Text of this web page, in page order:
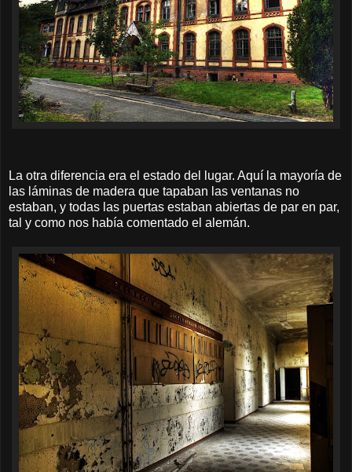
La otra diferencia era el estado del lugar. Aquí la mayoría de
las láminas de madera que tapaban las ventanas no
estaban, y todas las puertas estaban abiertas de par en par,
tal y como nos había comentado el alemán.